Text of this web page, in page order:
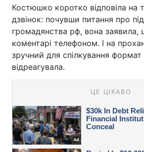
Костюшко коротко відповіла на
дзвінок: почувши питання про
громадянства рф, вона заявила,
коментарі телефоном. І на
зручний для спілкування формат
відреагувала.